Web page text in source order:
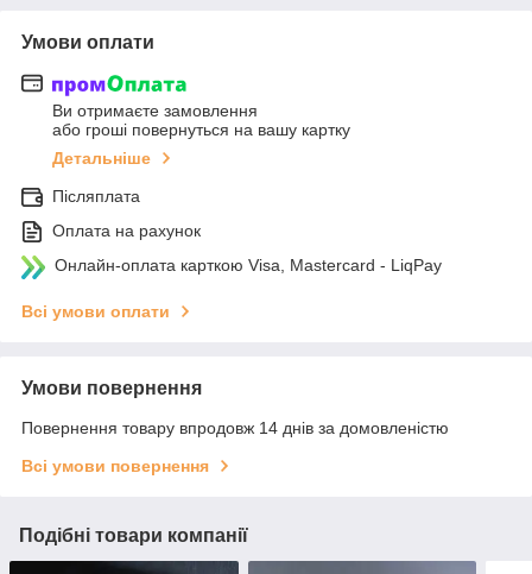
Умови оплати
Ви отримаєте замовлення
або гроші повернуться на вашу картку
Детальніше
Післяплата
Оплата на рахунок
Онлайн-оплата карткою Visa, Mastercard - LiqPay
Всі умови оплати
Умови повернення
Повернення товару впродовж 14 днів за домовленістю
Всі умови повернення
Подібні товари компанії